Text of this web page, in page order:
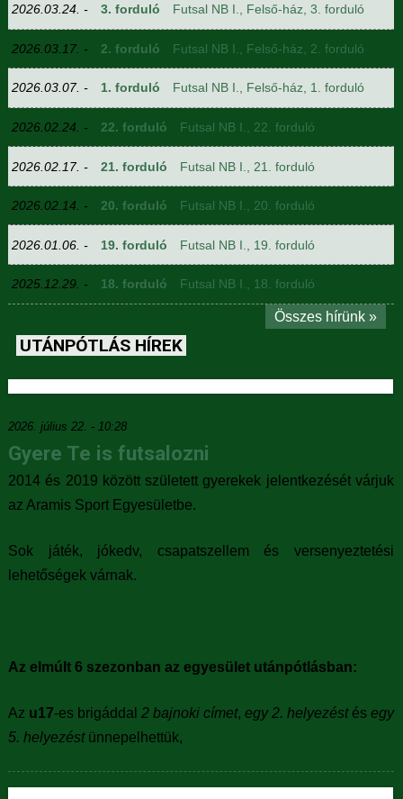
2026.03.24. - 3. forduló Futsal NB I., Felső-ház, 3. forduló
2026.03.17. - 2. forduló Futsal NB I., Felső-ház, 2. forduló
2026.03.07. - 1. forduló Futsal NB I., Felső-ház, 1. forduló
2026.02.24. - 22. forduló Futsal NB I., 22. forduló
2026.02.17. - 21. forduló Futsal NB I., 21. forduló
2026.02.14. - 20. forduló Futsal NB I., 20. forduló
2026.01.06. - 19. forduló Futsal NB I., 19. forduló
2025.12.29. - 18. forduló Futsal NB I., 18. forduló
Összes hírünk »
UTÁNPÓTLÁS HÍREK
2026. július 22. - 10:28
Gyere Te is futsalozni
2014 és 2019 között született gyerekek jelentkezését várjuk
az Aramis Sport Egyesületbe.
Sok játék, jókedv, csapatszellem és versenyeztetési
lehetőségek várnak.
Az elmúlt 6 szezonban az egyesület utánpótlásban:
Az u17-es brigáddal 2 bajnoki címet,egy 2. helyezéstésegy
5. helyezéstünnepelhettük,